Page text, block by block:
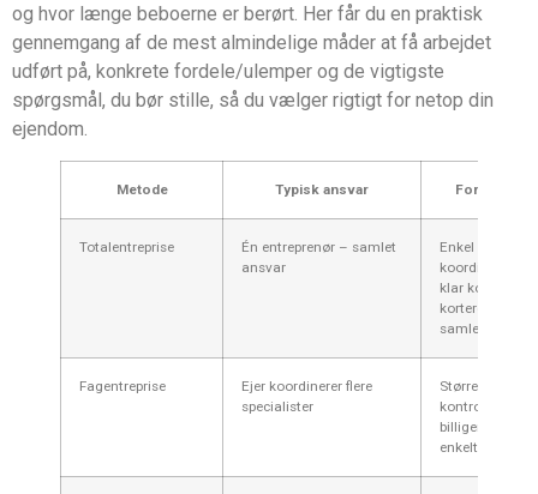
og hvor længe beboerne er berørt. Her får du en praktisk
gennemgang af de mest almindelige måder at få arbejdet
udført på, konkrete fordele/ulemper og de vigtigste
spørgsmål, du bør stille, så du vælger rigtigt for netop din
ejendom.
Metode Typisk ansvar Fordele
Totalentreprise
Én entreprenør – samlet
ansvar
Enkel
koordinering,
klar kontrakt,
kortere
samlet tid
Fagentreprise
Ejer koordinerer flere
specialister
Større
kontrol, ofte
billigere på
enkelte fag